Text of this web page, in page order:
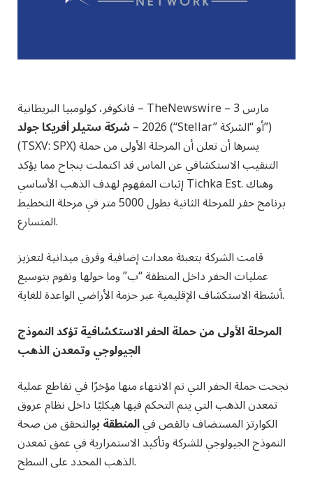
فانكوفر، كولومبيا البريطانية – TheNewswire – 3 مارس
2026
–شركة ستيلر أفريكا جولد (“Stellar” أو “الشركة”)
(TSXV: SPX) يسرها أن تعلن أن المرحلة الأولى من حملة
التنقيب الاستكشافي عن الماس قد اكتملت بنجاح مما يؤكد
إثبات المفهوم لهدف الذهب الأساسي Tichka Est. وهناك
برنامج حفر للمرحلة الثانية بطول 5000 متر في مرحلة التخطيط
المتسارع.
قامت الشركة بتعبئة معدات إضافية وفرق ميدانية لتعزيز
عمليات الحفر داخل المنطقة “ب” وما حولها وتقوم بتوسيع
أنشطة الاستكشاف الإقليمية عبر حزمة الأراضي الواعدة للغاية.
المرحلة الأولى من حملة الحفر الاستكشافية تؤكد النموذج
الجيولوجي وتمعدن الذهب
نجحت حملة الحفر التي تم الانتهاء منها مؤخرًا في تقاطع عملية
تمعدن الذهب التي يتم التحكم فيها هيكليًا داخل نظام عروق
الكوارتز المستضاف بالقص فيالمنطقة بوالتحقق من صحة
النموذج الجيولوجي للشركة وتأكيد الاستمرارية في عمق تمعدن
الذهب المحدد على السطح.